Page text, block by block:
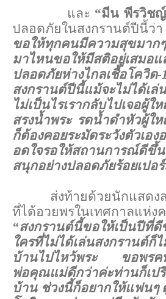
และ “มีน พีรวิช
ปลอดภัยในสงกรานต์ปีนี้
ขอให้ทุกคนมีความสุขมาก
มาไหนขอให้มีสติอยู่เสมอ
ปลอดภัยห่างไกลเชื้อโ
สงกรานต์ปีนี้แม้จะไม่ได้เล่
ไม่เป็นไรเรากลับไปเจอผู้
สรงน้ำพระ รดน้ำดำหัวผู้
ก็ต้องคอยระมัดระวังตัวเอง
อดใจรอให้สถานการณ์ดีขึ้
สนุกอย่างปลอดภัยร้อยเปอ
ส่งท้ายด้วยนักแสดง
ที่ได้อวยพรในเทศกาลแห่ง
“สงกรานต์นี้ขอให้เป็นปีที่
ใครที่ไม่ได้เล่นสงกรานต์ก็ไ
บ้านไปไหว้พระ ขอพรค
พ่อคุณแม่ดีกว่าค่ะท่านก็เป
บ้าน ช่วงนี้ก็อยากให้แฟนๆ